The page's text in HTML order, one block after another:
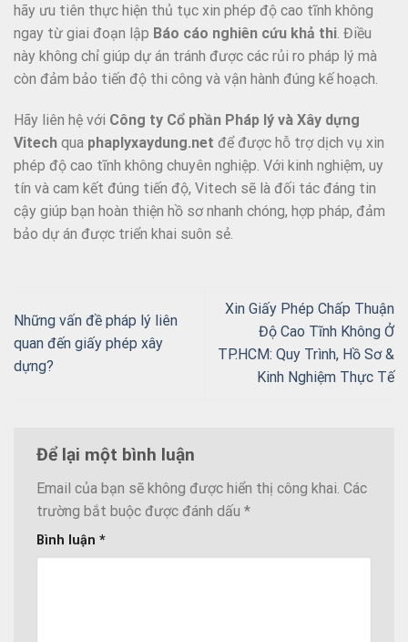
hãy ưu tiên thực hiện thủ tục xin phép độ cao tĩnh không
ngay từ giai đoạn lập Báo cáo nghiên cứu khả thi . Điều
này không chỉ giúp dự án tránh được các rủi ro pháp lý mà
còn đảm bảo tiến độ thi công và vận hành đúng kế hoạch.
Hãy liên hệ với Công ty Cổ phần Pháp lý và Xây dựng
Vitech qua phaplyxaydung.net để được hỗ trợ dịch vụ xin
phép độ cao tĩnh không chuyên nghiệp. Với kinh nghiệm, uy
tín và cam kết đúng tiến độ, Vitech sẽ là đối tác đáng tin
cậy giúp bạn hoàn thiện hồ sơ nhanh chóng, hợp pháp, đảm
bảo dự án được triển khai suôn sẻ.
Những vấn đề pháp lý liên
quan đến giấy phép xây
dựng?
Xin Giấy Phép Chấp Thuận
Độ Cao Tĩnh Không Ở
TP.HCM: Quy Trình, Hồ Sơ &
Kinh Nghiệm Thực Tế
Để lại một bình luận
Email của bạn sẽ không được hiển thị công khai. Các
trường bắt buộc được đánh dấu *
Bình luận *